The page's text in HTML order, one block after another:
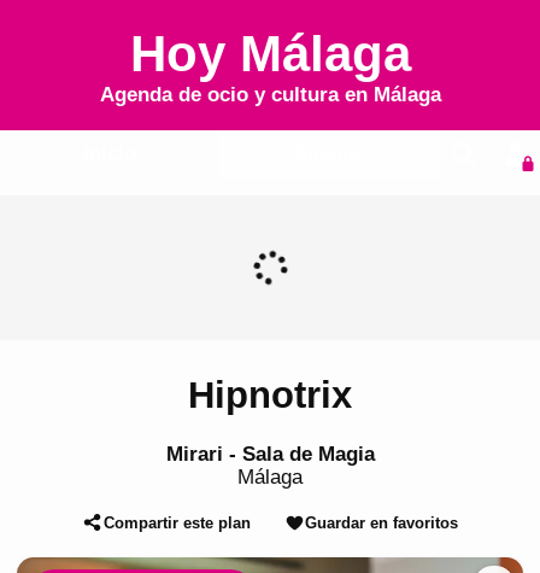
Hoy Málaga
Agenda de ocio y cultura en Málaga
Hipnotrix
Mirari - Sala de Magia
Málaga
Compartir este plan Guardar en favoritos